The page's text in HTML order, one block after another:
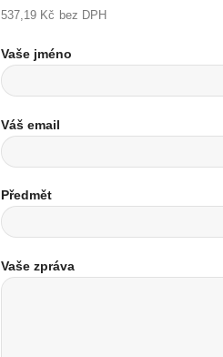
537,19 Kč bez DPH
Vaše jméno
Váš email
Předmět
Vaše zpráva